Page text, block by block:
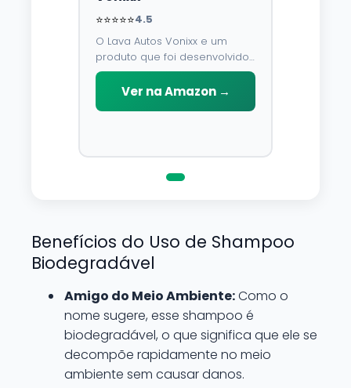
⭐⭐⭐⭐⭐4.5
O Lava Autos Vonixx e um
produto que foi desenvolvido
para limpar, proteger e
conservar a lataria do veiculo.
Por possuir pH neutro, pode
Ver na Amazon →
Benefícios do Uso de Shampoo
Biodegradável
Amigo do Meio Ambiente:Como o
nome sugere, esse shampoo é
biodegradável, o que significa que ele se
decompõe rapidamente no meio
ambiente sem causar danos.